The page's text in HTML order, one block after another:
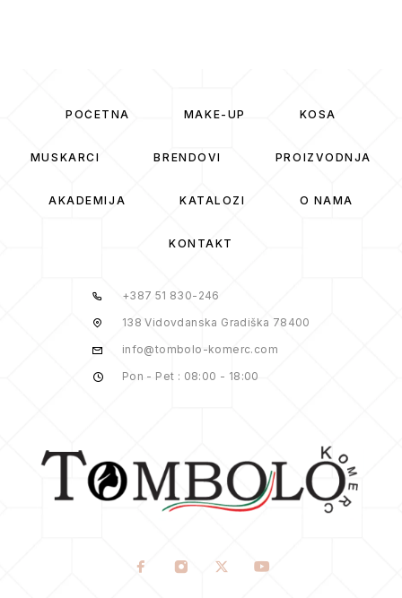
POČETNA MAKE-UP KOSA
MUSKARCI BRENDOVI PROIZVODNJA
AKADEMIJA KATALOZI O NAMA
KONTAKT
+387 51 830-246
138 Vidovdanska Gradiška 78400
info@tombolo-komerc.com
Pon - Pet : 08:00 - 18:00